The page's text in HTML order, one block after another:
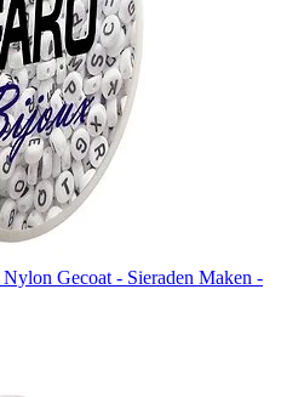
Gecoat - Sieraden Maken -